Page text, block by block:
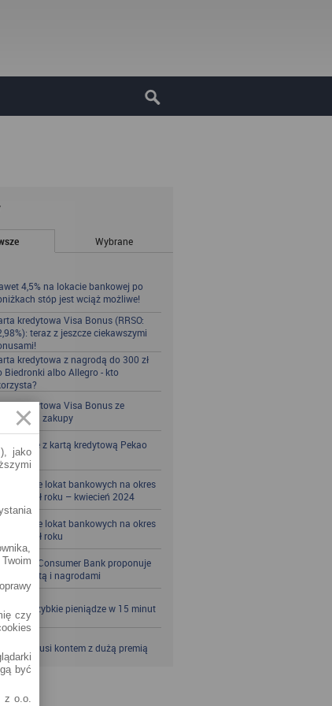
Wybrane
4,5% na lokacie bankowej po
stóp jest wciąż możliwe!
kredytowa Visa Bonus (RRSO:
teraz z jeszcze ciekawszymi
kredytowa z nagrodą do 300 zł
Biedronki albo Allegro - kto
kredytowa Visa Bonus ze
za zakupy
mile z kartą kredytową Pekao
lokat bankowych na okres
pół roku – kwiecień 2024
lokat bankowych na okres
pół roku
Consumer Bank proponuje
z kartą i nagrodami
po szybkie pieniądze w 15 minut
kusi kontem z dużą premią
jako
czy
być
z o.o.